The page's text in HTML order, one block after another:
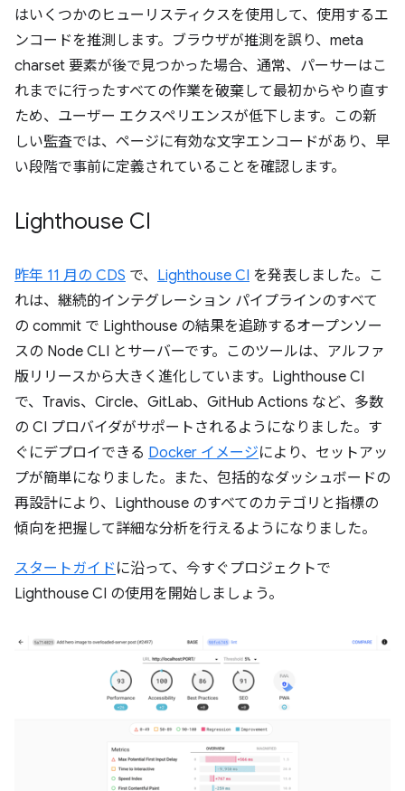
はいくつかのヒューリスティクスを使用して、使用するエ
ンコードを推測します。ブラウザが推測を誤り、meta
charset 要素が後で見つかった場合、通常、パーサーはこ
れまでに行ったすべての作業を破棄して最初からやり直す
ため、ユーザー エクスペリエンスが低下します。この新
しい監査では、ページに有効な文字エンコードがあり、早
い段階で事前に定義されていることを確認します。
Lighthouse CI
昨年 11 月の CDS で、 Lighthouse CI を発表しました。こ
れは、継続的インテグレーション パイプラインのすべて
の commit で Lighthouse の結果を追跡するオープンソー
スの Node CLI とサーバーです。このツールは、アルファ
版リリースから大きく進化しています。Lighthouse CI
で、Travis、Circle、GitLab、GitHub Actions など、多数
の CI プロバイダがサポートされるようになりました。す
ぐにデプロイできる Docker イメージにより、セットアッ
プが簡単になりました。また、包括的なダッシュボードの
再設計により、Lighthouse のすべてのカテゴリと指標の
傾向を把握して詳細な分析を行えるようになりました。
スタートガイド に沿って、今すぐプロジェクトで
Lighthouse CI の使用を開始しましょう。